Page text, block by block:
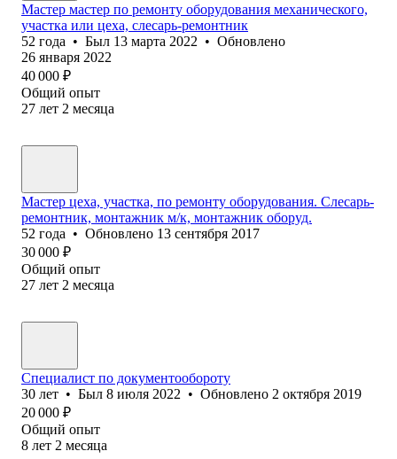
Мастер мастер по ремонту оборудования механического,
участка или цеха, слесарь-ремонтник
52 года • Был 13 марта 2022 • Обновлено
26 января 2022
40 000 ₽
Общий опыт
27 лет 2 месяца
Мастер цеха, участка, по ремонту оборудования. Слесарь-
ремонтник, монтажник м/к, монтажник оборуд.
52 года • Обновлено 13 сентября 2017
30 000 ₽
Общий опыт
27 лет 2 месяца
Специалист по документообороту
30 лет • Был 8 июля 2022 • Обновлено 2 октября 2019
20 000 ₽
Общий опыт
8 лет 2 месяца